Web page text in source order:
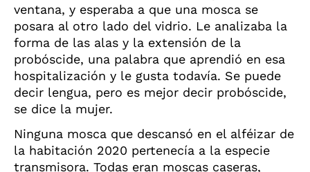
ventana, y esperaba a que una mosca se
posara al otro lado del vidrio. Le analizaba la
forma de las alas y la extensión de la
probóscide, una palabra que aprendió en esa
hospitalización y le gusta todavía. Se puede
decir lengua, pero es mejor decir probóscide,
se dice la mujer.
Ninguna mosca que descansó en el alféizar de
la habitación 2020 pertenecía a la especie
transmisora. Todas eran moscas caseras,